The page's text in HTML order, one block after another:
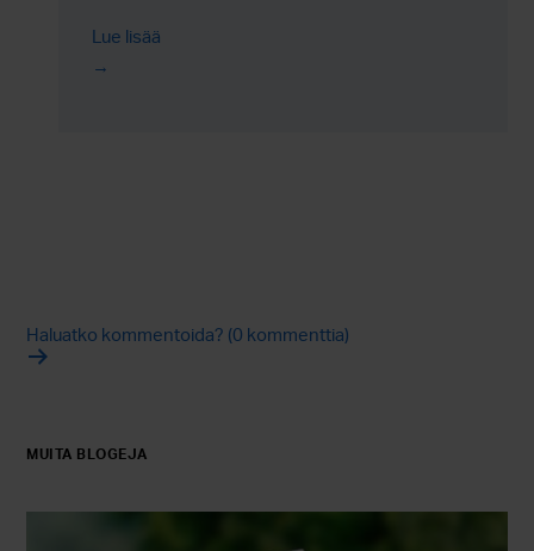
teknologian mahdollisuuksiin.
Lue lisää
Haluatko kommentoida? (0 kommenttia)
MUITA BLOGEJA